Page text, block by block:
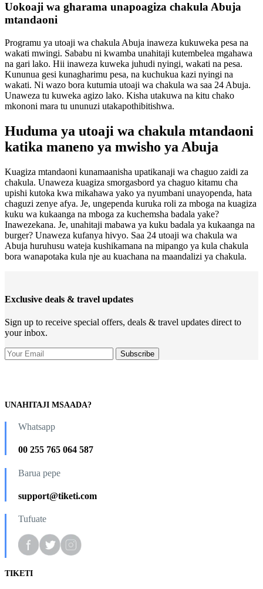
Uokoaji wa gharama unapoagiza chakula Abuja
mtandaoni
Programu ya utoaji wa chakula Abuja inaweza kukuweka pesa na
wakati mwingi. Sababu ni kwamba unahitaji kutembelea mgahawa
na gari lako. Hii inaweza kuweka juhudi nyingi, wakati na pesa.
Kununua gesi kunagharimu pesa, na kuchukua kazi nyingi na
wakati. Ni wazo bora kutumia utoaji wa chakula wa saa 24 Abuja.
Unaweza tu kuweka agizo lako. Kisha utakuwa na kitu chako
mkononi mara tu ununuzi utakapothibitishwa.
Huduma ya utoaji wa chakula mtandaoni
katika maneno ya mwisho ya Abuja
Kuagiza mtandaoni kunamaanisha upatikanaji wa chaguo zaidi za
chakula. Unaweza kuagiza smorgasbord ya chaguo kitamu cha
upishi kutoka kwa mikahawa yako ya nyumbani unayopenda, hata
chaguzi zenye afya. Je, ungependa kuruka roli za mboga na kuagiza
kuku wa kukaanga na mboga za kuchemsha badala yake?
Inawezekana. Je, unahitaji mabawa ya kuku badala ya kukaanga na
burger? Unaweza kufanya hivyo. Saa 24 utoaji wa chakula wa
Abuja huruhusu wateja kushikamana na mipango ya kula chakula
bora wanapotaka kula nje au kuachana na maandalizi ya chakula.
Exclusive deals & travel updates
Sign up to receive special offers, deals & travel updates direct to
your inbox.
UNAHITAJI MSAADA?
Whatsapp
00 255 765 064 587
Barua pepe
support@tiketi.com
Tufuate
TIKETI